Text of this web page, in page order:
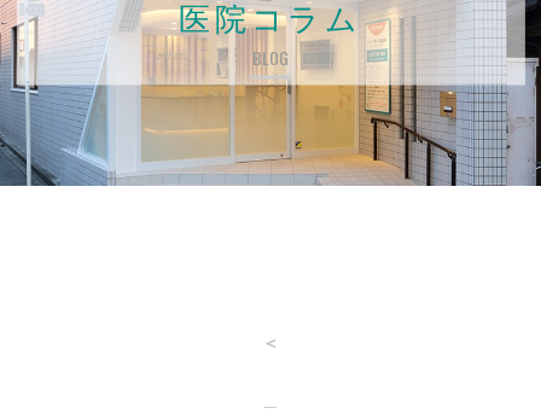
医院コラム
BLOG
＜